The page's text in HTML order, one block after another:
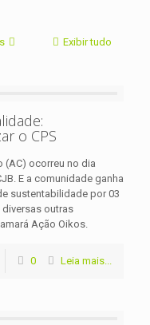
Exibir tudo
o CPS
(AC) ocorreu no dia
E a comunidade ganha
sustentabilidade por 03
diversas outras
Ação Oikos.
0 Leia mais...